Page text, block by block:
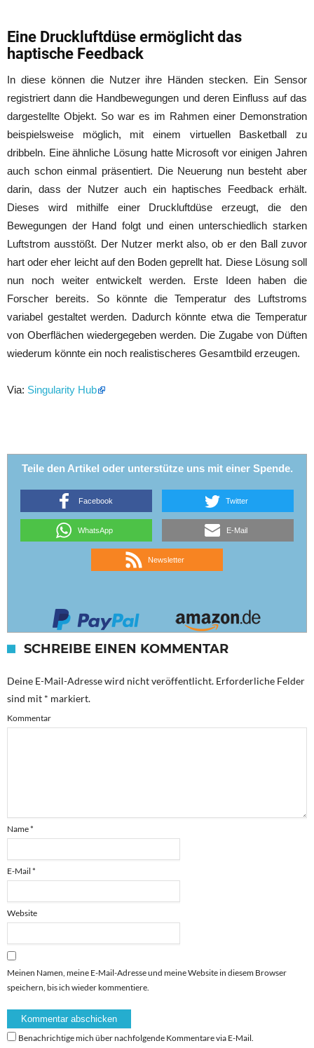
Eine Druckluftdüse ermöglicht das
haptische Feedback
In diese können die Nutzer ihre Händen stecken. Ein Sensor
registriert dann die Handbewegungen und deren Einfluss auf das
dargestellte Objekt. So war es im Rahmen einer Demonstration
beispielsweise möglich, mit einem virtuellen Basketball zu
dribbeln. Eine ähnliche Lösung hatte Microsoft vor einigen Jahren
auch schon einmal präsentiert. Die Neuerung nun besteht aber
darin, dass der Nutzer auch ein haptisches Feedback erhält.
Dieses wird mithilfe einer Druckluftdüse erzeugt, die den
Bewegungen der Hand folgt und einen unterschiedlich starken
Luftstrom ausstößt. Der Nutzer merkt also, ob er den Ball zuvor
hart oder eher leicht auf den Boden geprellt hat. Diese Lösung soll
nun noch weiter entwickelt werden. Erste Ideen haben die
Forscher bereits. So könnte die Temperatur des Luftstroms
variabel gestaltet werden. Dadurch könnte etwa die Temperatur
von Oberflächen wiedergegeben werden. Die Zugabe von Düften
wiederum könnte ein noch realistischeres Gesamtbild erzeugen.
Via: Singularity Hub
Teile den Artikel oder unterstütze uns mit einer Spende.
Facebook Twitter
WhatsApp E-Mail
Newsletter
SCHREIBE EINEN KOMMENTAR
Deine E-Mail-Adresse wird nicht veröffentlicht. Erforderliche Felder
sind mit * markiert.
Kommentar
Name*
E-Mail *
Website
Meinen Namen, meine E-Mail-Adresse und meine Website in diesem Browser
speichern, bis ich wieder kommentiere.
Benachrichtige mich über nachfolgende Kommentare via E-Mail.